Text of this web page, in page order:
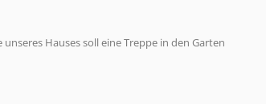
Hauses soll eine Treppe in den Garten